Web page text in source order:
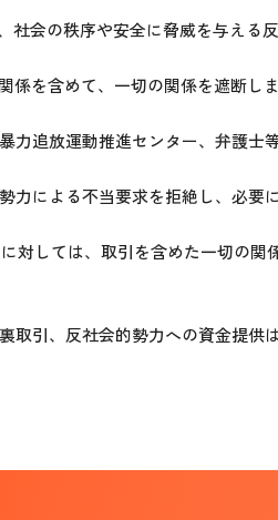
社会の秩序や安全に脅威を与え
係を含めて、一切の関係を遮断し
力追放運動推進センター、弁護士
力による不当要求を拒絶し、必要
対しては、取引を含めた一切の
引、反社会的勢力への資金提供